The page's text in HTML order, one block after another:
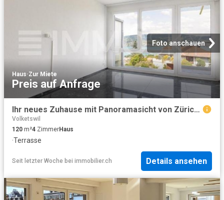
Foto anschauen
Haus·Zur Miete
Preis auf Anfrage
Ihr neues Zuhause mit Panoramasicht von Zürich bis in die Alpen
Volketswil
120 m²4 ZimmerHaus
·Terrasse
Seit letzter Woche bei immobilier.ch Details ansehen